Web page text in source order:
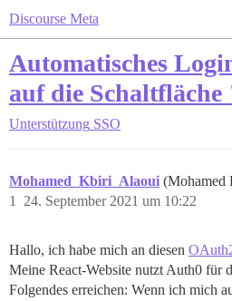
Discourse Meta
Automatisches
auf die
Unterstützung SSO
Mohamed_Kbiri_Alaoui
24. September 2021 um 10:22
1
Hallo, ich habe mich an diesen
Meine React-Website nutzt Auth0 für
Folgendes erreichen: Wenn ich mich